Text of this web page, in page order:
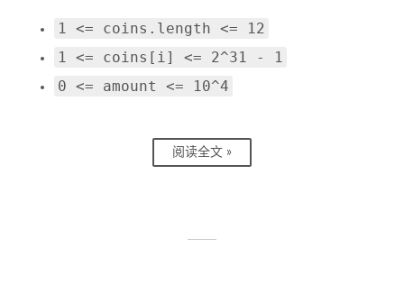
1 <= coins.length <= 12
1 <= coins[i] <= 2^31 - 1
0 <= amount <= 10^4
阅读全文 »